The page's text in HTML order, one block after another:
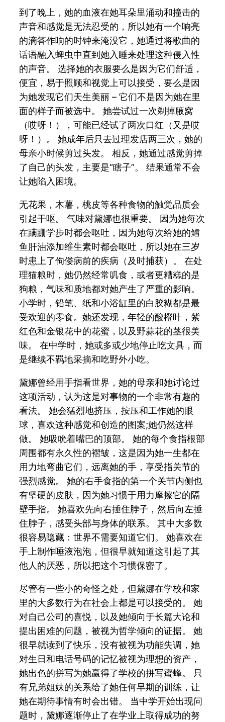
到了晚上，她的血液在她耳朵里涌动和撞击的
声音和感觉是无法忍受的，所以她有一个响亮
的滴答作响的时钟来淹没它，她通过将歌曲的
话语融入蜱虫中直到她入睡来处理这种侵入性
的声音。 选择她的衣服要么是因为它们舒适，
便宜，易于照顾和视觉上可以接受，要么是因
为她发现它们天生美丽 – 它们不是因为她在里
面的样子而被选中。 她尝试过一次剃掉腋窝
（哎呀！），可能已经试了两次口红（又是哎
呀！）。 她成年后只去过理发店两三次，她的
母亲小时候剪过头发。 相反，她通过感觉剪掉
了自己的头发，主要是“瞎子”。 结果通常不会
让她陷入困境。
无花果，木薯，桃皮等各种食物的触觉品质会
引起干呕。 气味对黛娜也很重要。 因为她每次
在蹒跚学步时都会呕吐，因为她每次给她的鳕
鱼肝油添加维生素时都会呕吐，所以她在三岁
时患上了佝偻病前的疾病（及时捕获）。 在处
理猫粮时，她仍然经常叽食，或者更糟糕的是
狗粮，气味和质地都对她产生了严重的影响。
小学时，铅笔、纸和小浴缸里的白胶糊都是最
受欢迎的零食。她还发现，年轻的酸橙叶，紫
红色和金银花中的花蜜，以及野蒜花的茎很美
味。 在中学时，她或多或少地停止吃文具，而
是继续不羁地采摘和吃野外小吃。
黛娜曾经用手指看世界，她的母亲和她讨论过
这项活动，认为这是对事物的一个非常有趣的
看法。 她会猛烈地挤压，按压和工作她的眼
球，喜欢这种感觉和创造的图案;她仍然这样
做。 她吸吮着嘴巴的顶部。 她的每个食指根部
周围都有永久性的褶皱，这是因为她一生都在
用力地弯曲它们，远离她的手，享受指关节的
强烈感觉。 她的右手食指的第一个关节内侧也
有坚硬的皮肤，因为她习惯于用力摩擦它的隔
壁手指。 她喜欢先向右捶住脖子，然后向左捶
住脖子，感受头部与身体的联系。 其中大多数
很容易隐藏：世界不需要知道它们。 她喜欢在
手上制作唾液泡泡，但很早就知道这引起了其
他人的厌恶，所以把这个习惯保密了。
尽管有一些小的奇怪之处，但黛娜在学校和家
里的大多数行为在社会上都是可以接受的。 她
对自己公司的喜悦，以及她倾向于长篇大论和
提出困难的问题，被视为哲学倾向的证据。 她
很早就读到了快乐，没有被视为功能失调，她
对生日和电话号码的记忆被视为理想的资产，
她出色的拼写为她赢得了学校的拼写蜜蜂。 只
有兄弟姐妹的关系给了她任何早期的训练，让
她在期待事情有时会出错。 当中学开始出现问
题时，黛娜逐渐停止了在学业上取得成功的努